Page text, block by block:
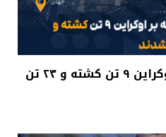
در پی حملات روسیه بر اوکراین ۹ تن کشته و ۲۳ تن